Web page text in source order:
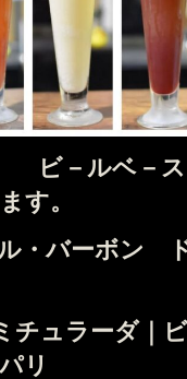
カクテ
す。
・バーボン
ビール
リ